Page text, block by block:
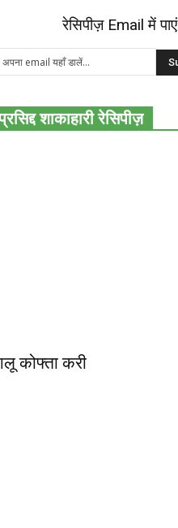
रेसिपीज़ Email में पाएं
शाकाहारी रेसिपीज़
कोफ्ता करी